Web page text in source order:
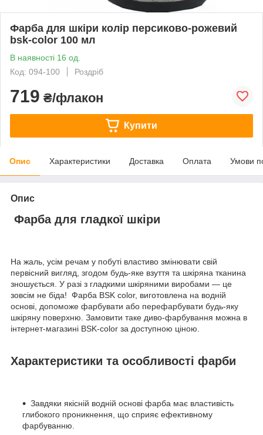
Фарба для шкіри колір персиково-рожевий
bsk-color 100 мл
В наявності 16 од.
Код: 094-100
Роздріб
719 ₴/флакон
Купити
Опис Характеристики Доставка Оплата Умови
Опис
Фарба для гладкої шкіри
На жаль, усім речам у побуті властиво змінювати свій
первісний вигляд, згодом будь-яке взуття та шкіряна тканина
зношується. У разі з гладкими шкіряними виробами — це
зовсім не біда! Фарба BSK color, виготовлена на водній
основі, допоможе фарбувати або перефарбувати будь-яку
шкіряну поверхню. Замовити таке диво-фарбування можна в
інтернет-магазині BSK-color за доступною ціною.
Характеристики та особливості фарби
Завдяки якісній водній основі фарба має властивість
глибокого проникнення, що сприяє ефективному
фарбуванню.